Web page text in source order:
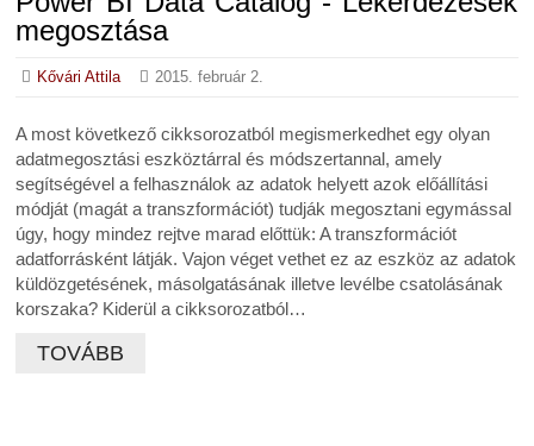
megosztása
Kővári Attila 2015. február 2.
A most következő cikksorozatból megismerkedhet egy olyan
adatmegosztási eszköztárral és módszertannal, amely
segítségével a felhasználok az adatok helyett azok előállítási
módját (magát a transzformációt) tudják megosztani egymással
úgy, hogy mindez rejtve marad előttük: A transzformációt
adatforrásként látják. Vajon véget vethet ez az eszköz az adatok
küldözgetésének, másolgatásának illetve levélbe csatolásának
korszaka? Kiderül a cikksorozatból…
TOVÁBB